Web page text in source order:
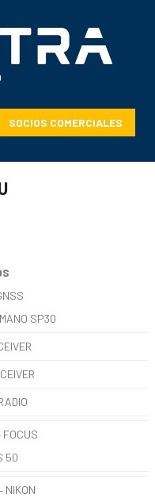
SOCIOS COMERCIALES
SP30
FOCUS
50
NIKON